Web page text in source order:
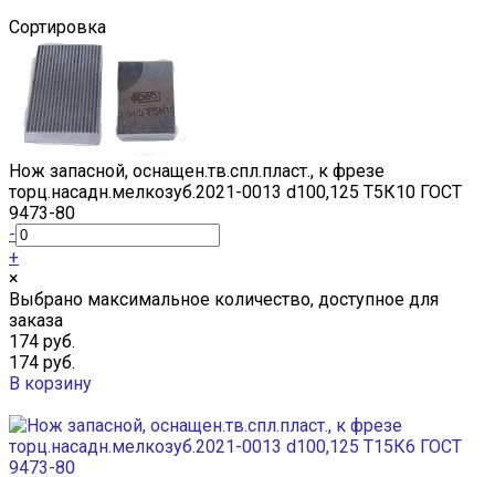
Сортировка
Нож запасной, оснащен.тв.спл.пласт., к фрезе
торц.насадн.мелкозуб.2021-0013 d100,125 Т5К10 ГОСТ
9473-80
-
+
×
Выбрано максимальное количество, доступное для
заказа
174 руб.
174 руб.
В корзину